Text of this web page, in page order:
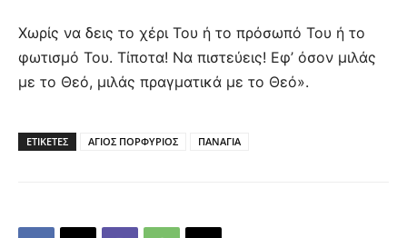
Χωρίς να δεις το χέρι Του ή το πρόσωπό Του ή το
φωτισμό Του. Τίποτα! Να πιστεύεις! Εφ’ όσον μιλάς
με το Θεό, μιλάς πραγματικά με το Θεό».
ΕΤΙΚΕΤΕΣ ΑΓΙΟΣ ΠΟΡΦΥΡΙΟΣ ΠΑΝΑΓΙΑ